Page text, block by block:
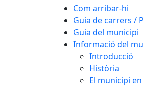
Com arribar-hi
Guia de carrers /
Guia del municipi
Informació del
Introducció
Història
El municipi